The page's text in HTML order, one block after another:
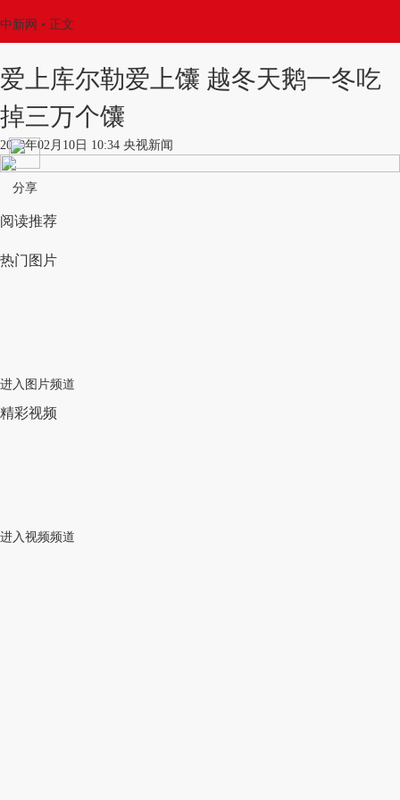
中新网 • 正文
爱上库尔勒爱上馕 越冬天鹅一冬吃
掉三万个馕
2018年02月10日 10:34 央视新闻
分享
阅读推荐
热门图片
进入图片频道
精彩视频
进入视频频道